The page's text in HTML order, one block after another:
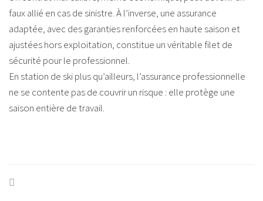
faux allié en cas de sinistre. À l’inverse, une assurance
adaptée, avec des garanties renforcées en haute saison et
ajustées hors exploitation, constitue un véritable filet de
sécurité pour le professionnel.
En station de ski plus qu’ailleurs, l’assurance professionnelle
ne se contente pas de couvrir un risque : elle protège une
saison entière de travail.